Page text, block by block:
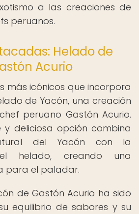
a las creaciones de
peruanos.
Helado de
Acurio
más icónicos que incorpora
de Yacón, una creación
peruano Gastón Acurio.
y deliciosa opción combina
del Yacón con la
helado, creando una
para el paladar.
de Gastón Acurio ha sido
equilibrio de sabores y su